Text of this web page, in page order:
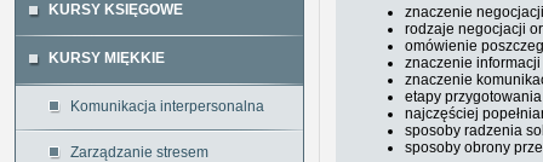
KURSY KSIĘGOWE
KURSY MIĘKKIE
Komunikacja interpersonalna
Zarządzanie stresem
znaczenie negocjacji
rodzaje negocjacji
omówienie
znaczenie
znaczenie
etapy
najczęściej
sposoby radzenia
sposoby obrony